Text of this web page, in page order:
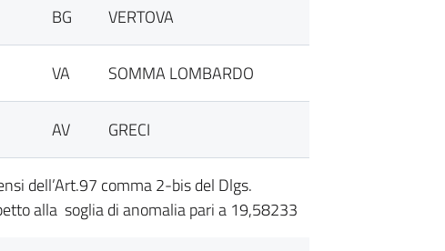
BG VERTOVA
VA SOMMA LOMBARDO
AV GRECI
dell’Art.97 comma 2-bis del Dlgs.
alla soglia di anomalia pari a 19,58233